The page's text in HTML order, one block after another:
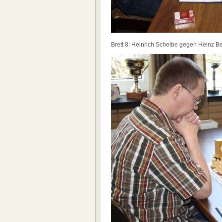
Brett 8: Heinrich Scheibe gegen Heinz